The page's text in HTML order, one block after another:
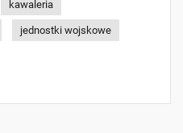
kawaleria
jednostki wojskowe